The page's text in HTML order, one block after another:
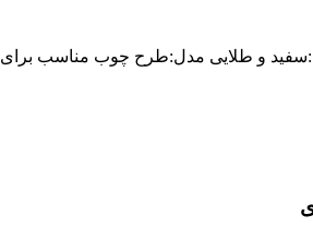
و طلایی مدل:طرح چوب مناسب